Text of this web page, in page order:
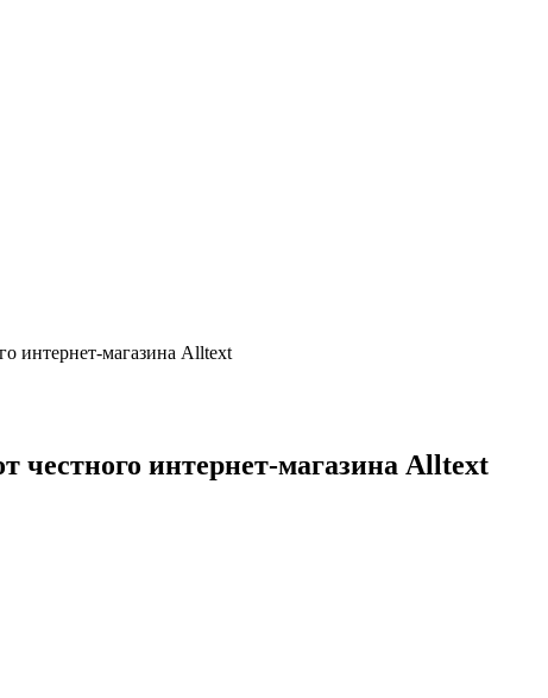
интернет-магазина Alltext
честного интернет-магазина Alltext